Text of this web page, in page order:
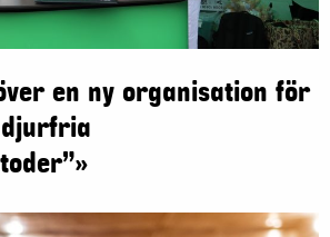
en ny organisation för